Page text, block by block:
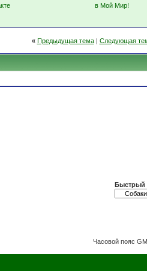
в Мой Мир!
« Предыдущая тема| Следующая
Быстрый
Часовой пояс